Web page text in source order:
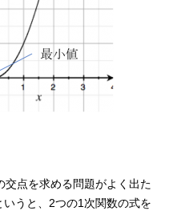
点を求める問題がよく出た
うと、2つの1次関数の式を